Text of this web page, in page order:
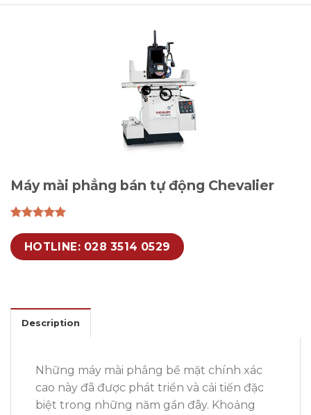
Máy mài phẳng bán tự động Chevalier
HOTLINE: 028 3514 0529
Description
Những máy mài phẳng bề mặt chính xác
cao này đã được phát triển và cải tiến đặc
biệt trong những năm gần đây. Khoảng